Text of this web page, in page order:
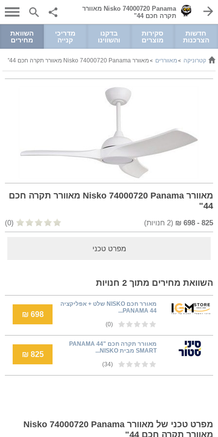
Nisko 74000720 Panama מאוורר
תקרה חכם 44"
חדשות
הצרכנות
סקירות
מוצרים
בדקנו
והשווינו
מדריכי
קנייה
השוואת
מחירים
>מאווררים >מאוורר Nisko 74000720 Panama מאוורר תקרה חכם 44"
מאוורר Nisko 74000720 Panama מאוורר תקרה חכם
44"
825
-
698
₪
(
2 חנויות) (0)
מפרט טכני
השוואת מחירים מתוך 2 חנויות
מאורר חכם NISKO שלט + אפליקציה
PANAMA 44...
(0)
698 ₪
מאוורר תקרה חכם PANAMA 44"
SMART מבית NISKO...
(34)
825 ₪
מפרט טכני של מאוורר Nisko 74000720 Panama
מאוורר תקרה חכם 44"